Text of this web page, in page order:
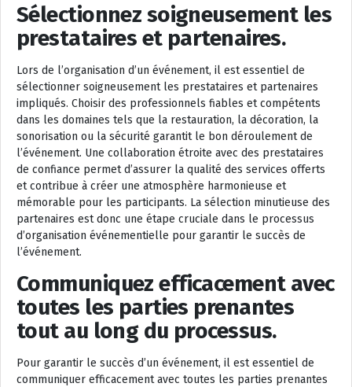
Sélectionnez soigneusement les
prestataires et partenaires.
Lors de l’organisation d’un événement, il est essentiel de
sélectionner soigneusement les prestataires et partenaires
impliqués. Choisir des professionnels fiables et compétents
dans les domaines tels que la restauration, la décoration, la
sonorisation ou la sécurité garantit le bon déroulement de
l’événement. Une collaboration étroite avec des prestataires
de confiance permet d’assurer la qualité des services offerts
et contribue à créer une atmosphère harmonieuse et
mémorable pour les participants. La sélection minutieuse des
partenaires est donc une étape cruciale dans le processus
d’organisation événementielle pour garantir le succès de
l’événement.
Communiquez efficacement avec
toutes les parties prenantes
tout au long du processus.
Pour garantir le succès d’un événement, il est essentiel de
communiquer efficacement avec toutes les parties prenantes